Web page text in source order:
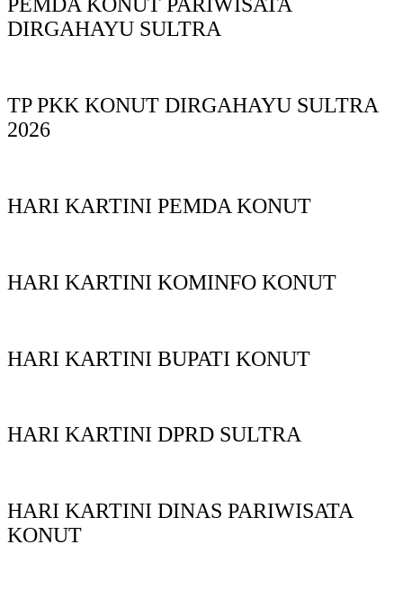
PEMDA KONUT PARIWISATA
DIRGAHAYU SULTRA
TP PKK KONUT DIRGAHAYU SULTRA
2026
HARI KARTINI PEMDA KONUT
HARI KARTINI KOMINFO KONUT
HARI KARTINI BUPATI KONUT
HARI KARTINI DPRD SULTRA
HARI KARTINI DINAS PARIWISATA
KONUT